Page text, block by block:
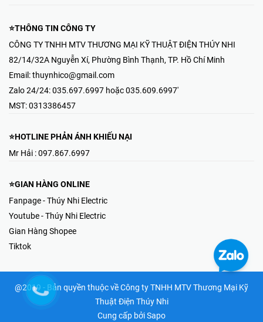
⭐THÔNG TIN CÔNG TY
CÔNG TY TNHH MTV THƯƠNG MẠI KỸ THUẬT ĐIỆN THÚY NHI
82/14/32A Nguyễn Xí, Phường Bình Thạnh, TP. Hồ Chí Minh
Email:thuynhico@gmail.com
Zalo 24/24:035.697.6997 hoặc 035.609.6997'
MST:0313386457
⭐HOTLINE PHẢN ÁNH KHIẾU NẠI
Mr Hải : 097.867.6997
⭐GIAN HÀNG ONLINE
Fanpage - Thúy Nhi Electric
Youtube - Thúy Nhi Electric
Gian Hàng Shopee
Tiktok
@2019 - Bản quyền thuộc về Công ty TNHH MTV Thương Mại Kỹ
Thuật Điện Thúy Nhi
Cung cấp bởiSapo